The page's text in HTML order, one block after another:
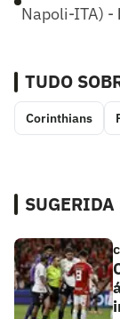
Napoli-ITA) -
TUDO
Corinthians
SUGERIDA